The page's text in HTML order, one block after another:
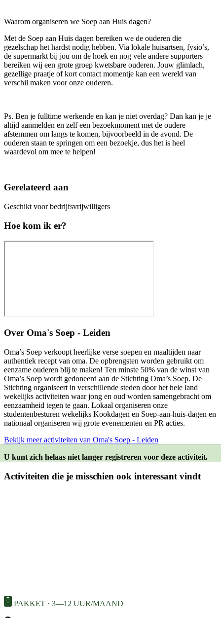
Waarom organiseren we Soep aan Huis dagen?
Met de Soep aan Huis dagen bereiken we de ouderen die
gezelschap het hardst nodig hebben. Via lokale huisartsen, fysio’s,
de supermarkt bij jou om de hoek en nog vele andere supporters
bereiken wij een grote groep kwetsbare ouderen. Jouw glimlach,
gezellige praatje of kort contact momentje kan een wereld van
verschil maken voor onze ouderen.
Ps. Ben je fulltime werkende en kan je niet overdag? Dan kan je je
altijd aanmelden en zelf een bezoekmoment met de oudere
afstemmen om langs te komen, bijvoorbeeld in de avond. De
ouderen staan te springen om een bezoekje, dus het is heel
waardevol om mee te helpen!
Gerelateerd aan
Geschikt voor bedrijfsvrijwilligers
Hoe kom ik er?
Over Oma's Soep - Leiden
Oma’s Soep verkoopt heerlijke verse soepen en maaltijden naar
authentiek recept van oma. De opbrengsten worden gebruikt om
eenzame ouderen blij te maken! Ten minste 50% van de winst van
Oma’s Soep wordt gedoneerd aan de Stichting Oma’s Soep. De
Stichting organiseert in verschillende steden door het hele land
wekelijks activiteiten waar jong en oud worden samengebracht om
eenzaamheid tegen te gaan. Lokaal organiseren onze
studentenbesturen wekelijks Kookdagen en Soep-aan-huis-dagen en
nationaal organiseren wij grote evenementen en PR acties.
Bekijk meer activiteiten van Oma's Soep - Leiden
U kunt zich helaas niet langer registreren voor deze activiteit.
Activiteiten die je misschien ook interessant vindt
PAKKET · 3—12 UUR/MAAND